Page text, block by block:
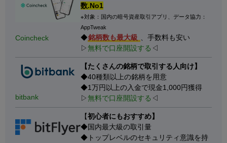
Coincheck
数.No1
※対象：国内の暗号資産取引アプリ、データ協力：
AppTweak
◆銘柄数も最大級
、手数料も安い
▷無料で口座開設する ◁
bitbank
【たくさんの銘柄で取引する人向け】
◆40種類以上の銘柄を用意
◆1万円以上の入金で現金1,000円獲得
▷無料で口座開設する ◁
【初心者にもおすすめ】
◆国内最大級の取引量
◆トップレベルのセキュリティ意識を持